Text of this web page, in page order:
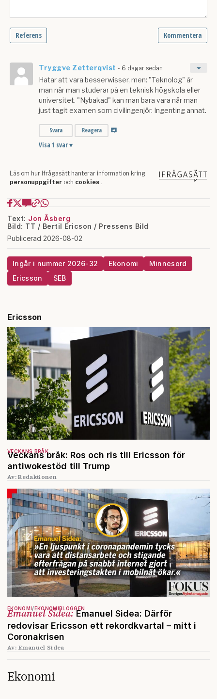
Text: Jon Åsberg
Bild: TT / Bertil Ericson / Pressens Bild
Publicerad 2026-08-02
Ingår i nummer 2026-32 Ekonomi
Minnesord
Ericsson
SEB
Ericsson
Veckans bråk: Ros och ris till Ericsson för
antiwokestöd till Trump
VECKANS BRÅK
Av: Redaktionen
Emanuel Sidea:Emanuel Sidea: Därför
redovisar Ericsson ett rekordkvartal – mitt i
Coronakrisen
EKONOMI EKONOMIBLOGGEN
Av: Emanuel Sidea
Ekonomi